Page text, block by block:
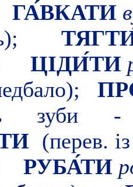
ГА́ВКАТИ
ЦІДИ́ТИ
зуби
(перев.
РУБА́ТИ